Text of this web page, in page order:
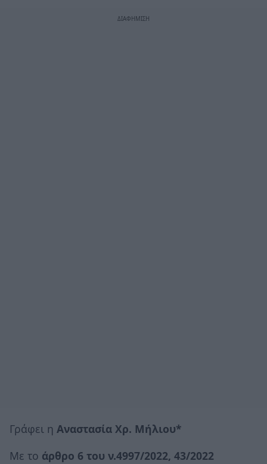
Γράφει η Αναστασία Χρ. Μήλιου*
Mε το άρθρο 6 του ν.4997/2022, 43/2022